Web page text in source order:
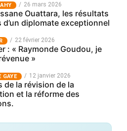
26 mars 2026
Ouattara, les résultats
diplomate exceptionnel
22 février 2026
: « Raymonde Goudou, je
»
GAYE 12 janvier 2026
de la révision de la
et la réforme des